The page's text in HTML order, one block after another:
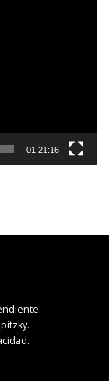
01:21:16